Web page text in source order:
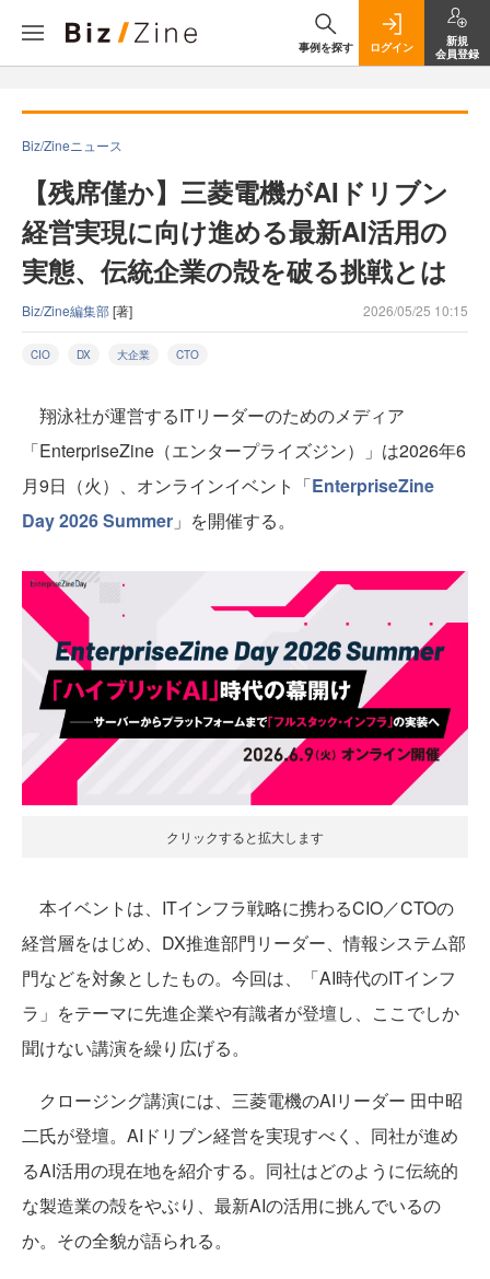
事例を探す ログイン
新規
会員登録
Biz/Zineニュース
【残席僅か】三菱電機がAIドリブン
経営実現に向け進める最新AI活用の
実態、伝統企業の殻を破る挑戦とは
Biz/Zine編集部[著] 2026/05/25 10:15
CIO DX 大企業 CTO
翔泳社が運営するITリーダーのためのメディア
「EnterpriseZine（エンタープライズジン）」は2026年6
月9日（火）、オンラインイベント「EnterpriseZine
Day 2026 Summer 」を開催する。
クリックすると拡大します
本イベントは、ITインフラ戦略に携わるCIO／CTOの
経営層をはじめ、DX推進部門リーダー、情報システム部
門などを対象としたもの。今回は、「AI時代のITインフ
ラ」をテーマに先進企業や有識者が登壇し、ここでしか
聞けない講演を繰り広げる。
クロージング講演には、三菱電機のAIリーダー 田中昭
二氏が登壇。AIドリブン経営を実現すべく、同社が進め
るAI活用の現在地を紹介する。同社はどのように伝統的
な製造業の殻をやぶり、最新AIの活用に挑んでいるの
か。その全貌が語られる。